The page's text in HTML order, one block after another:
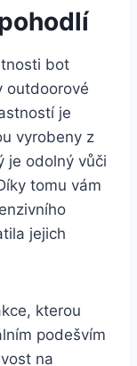
bot
outdoorové
je
vyrobeny z
​je ‍odolný‍ vůči
tomu ​vám
jejich
kterou
podešvím
na